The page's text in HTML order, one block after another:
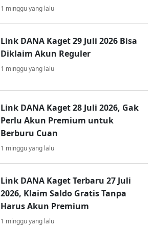
1 minggu yang lalu
Link DANA Kaget 29 Juli 2026 Bisa
Diklaim Akun Reguler
1 minggu yang lalu
Link DANA Kaget 28 Juli 2026, Gak
Perlu Akun Premium untuk
Berburu Cuan
1 minggu yang lalu
Link DANA Kaget Terbaru 27 Juli
2026, Klaim Saldo Gratis Tanpa
Harus Akun Premium
1 minggu yang lalu